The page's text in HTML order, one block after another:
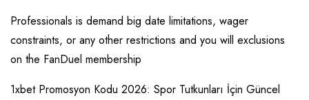
Professionals is demand big date limitations, wager
constraints, or any other restrictions and you will exclusions
on the FanDuel membership
1xbet Promosyon Kodu 2026: Spor Tutkunları İçin Güncel